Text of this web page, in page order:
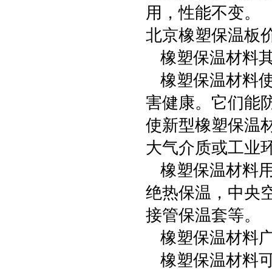
用，性能不变。
北京橡塑保温板
橡塑保温材料
橡塑保温材料
害健康。它们能
使新型橡塑保温
大气介质或工业
橡塑保温材料
绝热保温，中央
接管保温套等。
橡塑保温材料
橡塑保温材料